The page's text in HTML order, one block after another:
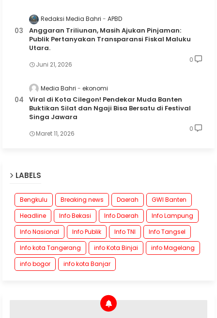
Redaksi Media Bahri APBD
Anggaran Triliunan, Masih Ajukan Pinjaman:
Publik Pertanyakan Transparansi Fiskal Maluku
Utara.
Juni 21, 2026
0
Media Bahri ekonomi
Viral di Kota Cilegon! Pendekar Muda Banten
Buktikan Silat dan Ngaji Bisa Bersatu di Festival
Singa Jawara
Maret 11, 2026
0
LABELS
Bengkulu Breaking news Daerah
GWI Banten
Headline
Info Bekasi Info Daerah
Info Lampung
Info Nasional
Info Publik Info TNI
Info Tangsel
Info kota Tangerang
info Kota Binjai
info Magelang
info bogor
info kota Banjar